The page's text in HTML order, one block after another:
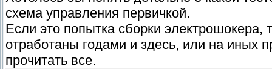
схема управления первичкой.
Если это попытка сборки
отработаны годами и здесь, или на
прочитать все.